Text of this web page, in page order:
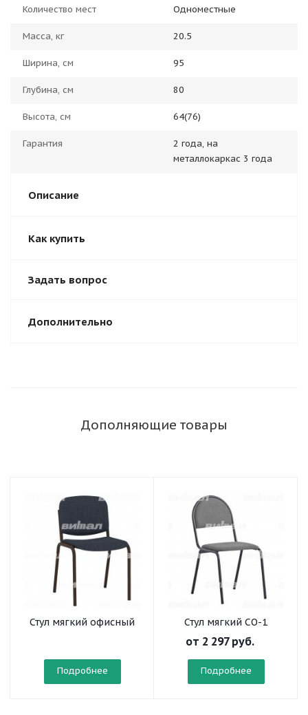
Количество мест Одноместные
Масса, кг 20.5
Ширина, см 95
Глубина, см 80
Высота, см 64(76)
Гарантия
2 года, на
металлокаркас 3 года
Описание
Как купить
Задать вопрос
Дополнительно
Дополняющие товары
Стул мягкий офисный
Подробнее
Стул мягкий СО-1
от 2 297 руб.
Подробнее